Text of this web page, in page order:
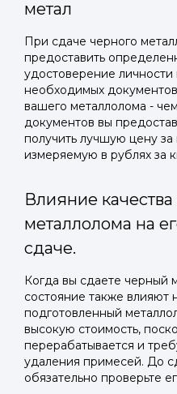
Войти в
Мы отправим
номер телефона.
Телефон
Отправьте заявку через
увидят её и пришлют
или подайте
Отправьте заявку через
увидят её и пришлют
или подайте
метал
При сдаче черного
предоставить
удостоверение
необходимых
вашего металлолома -
документов вы
получить лучшую цену
измеряемую в рублях за
Влияние
металлолома на
сдаче.
Когда вы сдаете черный
состояние также
подготовленный
высокую стоимость,
перерабатывается и
удаления примесей. До
обязательно проверьте